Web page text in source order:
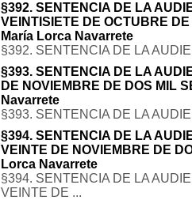
§392. SENTENCIA DE LA
VEINTISIETE DE OCTUBRE
María Lorca Navarrete
§392. SENTENCIA DE LA
§393. SENTENCIA DE LA
DE NOVIEMBRE DE DOS MIL
Navarrete
§393. SENTENCIA DE LA
§394. SENTENCIA DE LA
VEINTE DE NOVIEMBRE DE
Lorca Navarrete
§394. SENTENCIA DE LA
VEINTE DE ...